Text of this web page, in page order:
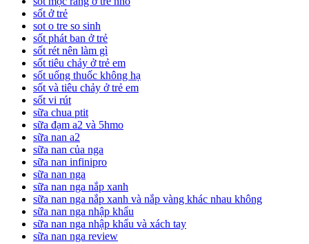
sốt ở trẻ
sot o tre so sinh
sốt phát ban ở trẻ
sốt rét nên làm gì
sốt tiêu chảy ở trẻ em
sốt uống thuốc không hạ
sốt và tiêu chảy ở trẻ em
sốt vi rút
sữa chua ptit
sữa đạm a2 và 5hmo
sữa nan a2
sữa nan của nga
sữa nan infinipro
sữa nan nga
sữa nan nga nắp xanh
sữa nan nga nắp xanh và nắp vàng khác nhau không
sữa nan nga nhập khẩu
sữa nan nga nhập khẩu và xách tay
sữa nan nga review